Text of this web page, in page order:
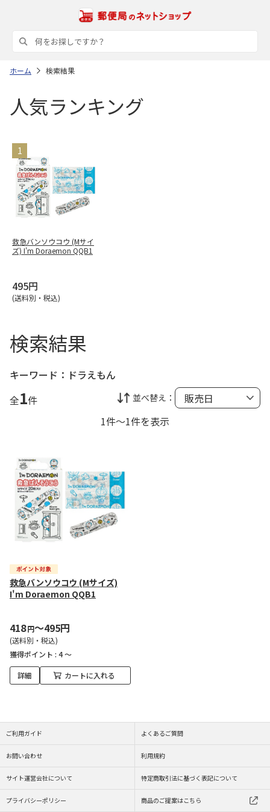
ホーム 検索結果
人気ランキング
救急バンソウコウ (Mサイ
ズ) I'm Doraemon QQB1
495円
(送料別・税込)
検索結果
キーワード： ドラえもん
全1件 並べ替え：
1件～1件を表示
救急バンソウコウ (Mサイズ)
I'm Doraemon QQB1
418円～495円
(送料別・税込)
獲得ポイント : 4 ～
詳細 カートに入れる
ご利用ガイド よくあるご質問
お問い合わせ 利用規約
サイト運営会社について 特定商取引法に基づく表記について
プライバシーポリシー 商品のご提案はこちら